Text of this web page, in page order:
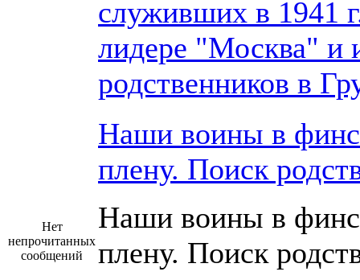
служивших в 1941
лидере "Москва" и
родственников в
Нет
непрочитанных
сообщений
Наши воины в
плену. Поиск
Наши воины в
плену. Поиск